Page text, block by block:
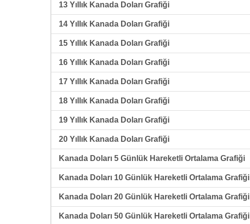
13 Yıllık Kanada Doları Grafiği
14 Yıllık Kanada Doları Grafiği
15 Yıllık Kanada Doları Grafiği
16 Yıllık Kanada Doları Grafiği
17 Yıllık Kanada Doları Grafiği
18 Yıllık Kanada Doları Grafiği
19 Yıllık Kanada Doları Grafiği
20 Yıllık Kanada Doları Grafiği
Kanada Doları 5 Günlük Hareketli Ortalama Grafiği
Kanada Doları 10 Günlük Hareketli Ortalama Grafiği
Kanada Doları 20 Günlük Hareketli Ortalama Grafiği
Kanada Doları 50 Günlük Hareketli Ortalama Grafiği